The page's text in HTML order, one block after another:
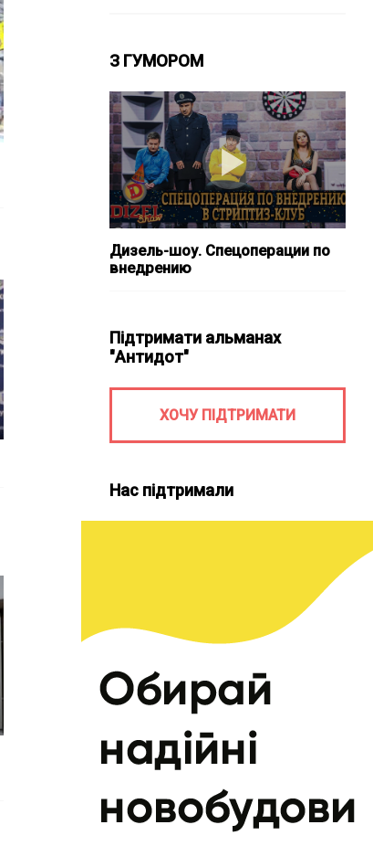
З ГУМОРОМ
Дизель-шоу. Спецоперации по
внедрению
Підтримати альманах
"Антидот"
ХОЧУ ПІДТРИМАТИ
Нас підтримали